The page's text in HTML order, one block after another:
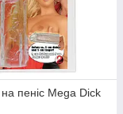
пеніс Mega Dick